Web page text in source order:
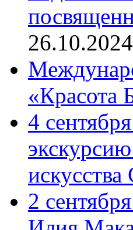
26.10.2024
«Красота
4
2